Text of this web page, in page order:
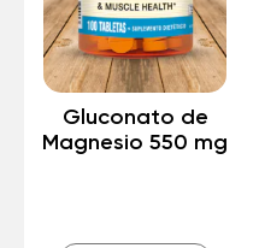
Gluconato de
Magnesio 550 mg